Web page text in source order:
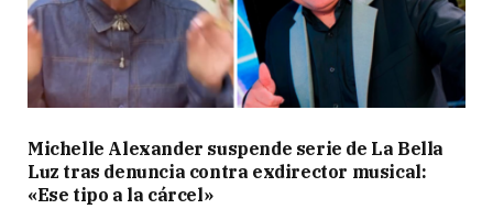
Michelle Alexander suspende serie de La Bella
Luz tras denuncia contra exdirector musical:
«Ese tipo a la cárcel»